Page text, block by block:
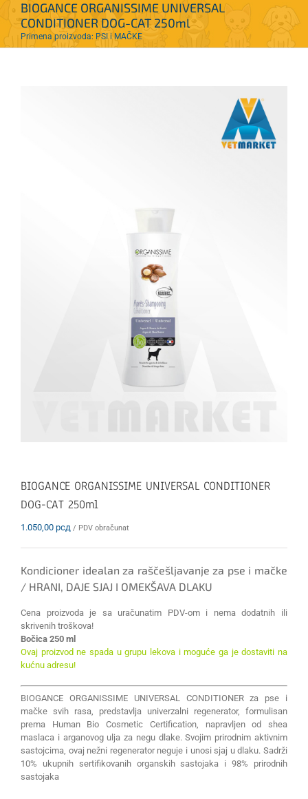
BIOGANCE ORGANISSIME UNIVERSAL
CONDITIONER DOG-CAT 250ml
Primena proizvoda: PSI i MAČKE
BIOGANCE ORGANISSIME UNIVERSAL CONDITIONER
DOG-CAT 250ml
1.050,00 рсд / PDV obračunat
Kondicioner idealan za raščešljavanje za pse i mačke
/ HRANI, DAJE SJAJ I OMEKŠAVA DLAKU
Cena proizvoda je sa uračunatim PDV-om i nema dodatnih ili
skrivenih troškova!
Bočica 250 ml
Ovaj proizvod ne spada u grupu lekova i moguće ga je dostaviti na
kućnu adresu!
BIOGANCE ORGANISSIME UNIVERSAL CONDITIONER za pse i
mačke svih rasa, predstavlja univerzalni regenerator, formulisan
prema Human Bio Cosmetic Certification, napravljen od shea
maslaca i arganovog ulja za negu dlake. Svojim prirodnim aktivnim
sastojcima, ovaj nežni regenerator neguje i unosi sjaj u dlaku. Sadrži
10% ukupnih sertifikovanih organskih sastojaka i 98% prirodnih
sastojaka